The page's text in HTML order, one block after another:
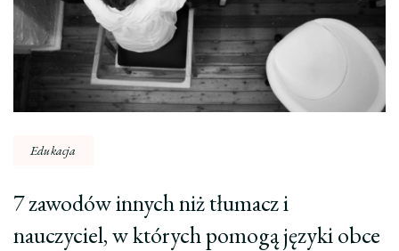
Edukacja
7 zawodów innych niż tłumacz i
nauczyciel, w których pomogą języki obce